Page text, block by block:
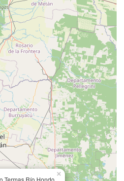
Termas Río Hondo
×